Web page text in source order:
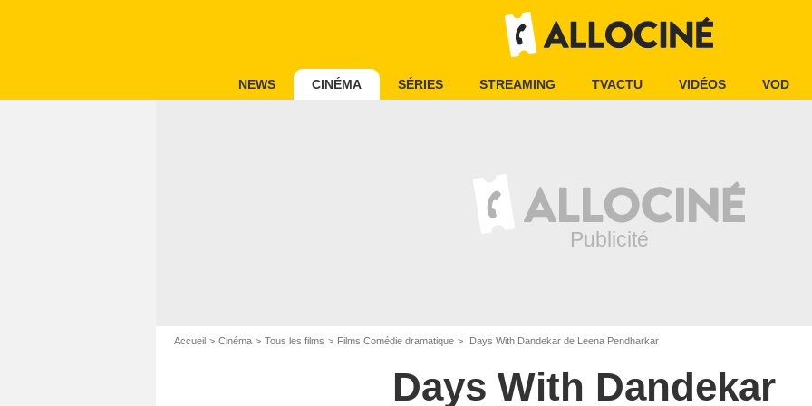
NEWS CINÉMA SÉRIES STREAMING TVACTU VIDÉOS VOD
Accueil Cinéma Tous les films Films Comédie dramatique Days With Dandekar de Leena Pendharkar
Days With Dandekar